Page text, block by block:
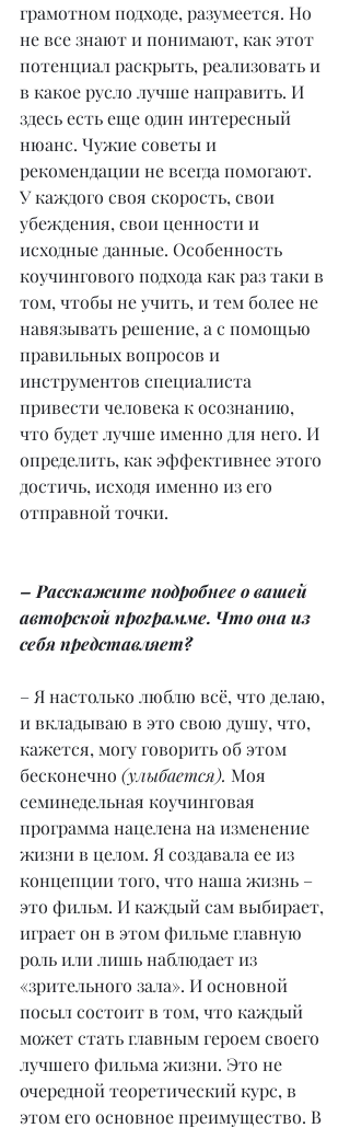
грамотном подходе, разумеется. Но
не все знают и понимают, как этот
потенциал раскрыть, реализовать и
в какое русло лучше направить. И
здесь есть еще один интересный
нюанс. Чужие советы и
рекомендации не всегда помогают.
У каждого своя скорость, свои
убеждения, свои ценности и
исходные данные. Особенность
коучингового подхода как раз таки в
том, чтобы не учить, и тем более не
навязывать решение, а с помощью
правильных вопросов и
инструментов специалиста
привести человека к осознанию,
что будет лучше именно для него. И
определить, как эффективнее этого
достичь, исходя именно из его
отправной точки.
– Расскажите подробнее о вашей
авторской программе. Что она из
себя представляет?
– Я настолько люблю всё, что делаю,
и вкладываю в это свою душу, что,
кажется, могу говорить об этом
бесконечно (улыбается). Моя
семинедельная коучинговая
программа нацелена на изменение
жизни в целом. Я создавала ее из
концепции того, что наша жизнь –
это фильм. И каждый сам выбирает,
играет он в этом фильме главную
роль или лишь наблюдает из
«зрительного зала». И основной
посыл состоит в том, что каждый
может стать главным героем своего
лучшего фильма жизни. Это не
очередной теоретический курс, в
этом его основное преимущество. В